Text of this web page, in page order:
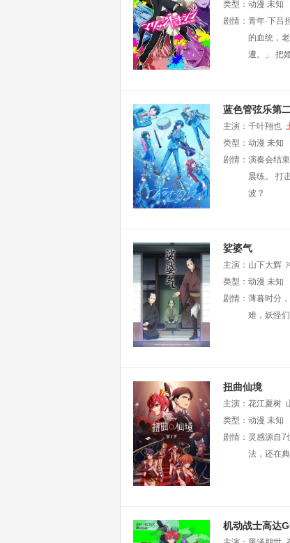
类型： 动漫 未知
剧情： 青年·下吕
的血统，
遭。」 把
蓝色管弦乐第
主演： 千叶翔也
舞 渊上舞 置鲇龙
类型： 动漫 未知
剧情： 演奏会结
晨练。 打
波？
娑婆气
主演： 山下大辉
类型： 动漫 未知
剧情： 薄暮时分
难，妖怪
扭曲仙境
主演： 花江夏树
丝川耀士郎 内山
人
类型： 动漫 未知
剧情： 灵感源自7
法，还在
机动战士高达